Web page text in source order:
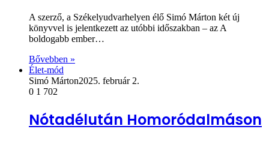
A szerző, a Székelyudvarhelyen élő Simó Márton két új
könyvvel is jelentkezett az utóbbi időszakban – az A
boldogabb ember…
Bővebben »
Élet-mód
Simó Márton2025. február 2.
0 1 702
Nótadélután Homoródalmáson